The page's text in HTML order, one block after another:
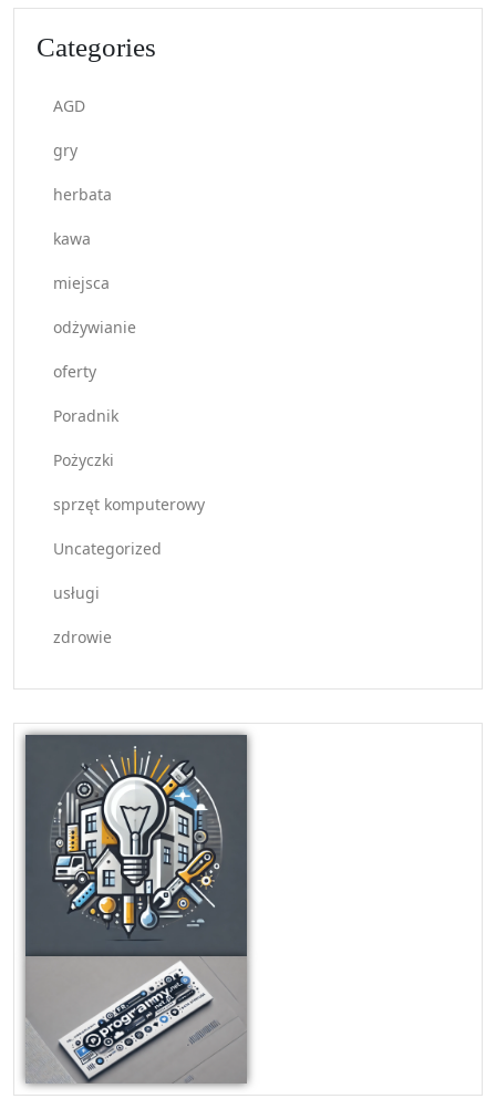
Categories
AGD
gry
herbata
kawa
miejsca
odżywianie
oferty
Poradnik
Pożyczki
sprzęt komputerowy
Uncategorized
usługi
zdrowie